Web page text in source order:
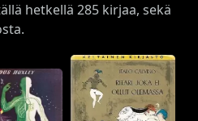
hetkellä 285 kirjaa, sekä